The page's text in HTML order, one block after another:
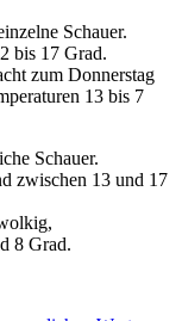
Schauer.
bis 17 Grad.
zum Donnerstag
13 bis 7
Schauer.
zwischen 13 und 17
8 Grad.